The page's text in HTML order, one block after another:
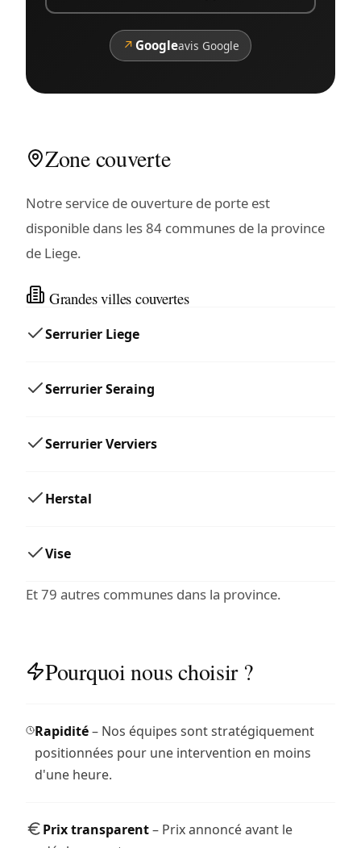
↗ Googleavis Google
Zone couverte
Notre service de ouverture de porte est
disponible dans les 84 communes de la province
de Liege.
Grandes villes couvertes
Serrurier Liege
Serrurier Seraing
Serrurier Verviers
Herstal
Vise
Et 79 autres communes dans la province.
Pourquoi nous choisir ?
Rapidité– Nos équipes sont stratégiquement
positionnées pour une intervention en moins
d'une heure.
Prix transparent– Prix annoncé avant le